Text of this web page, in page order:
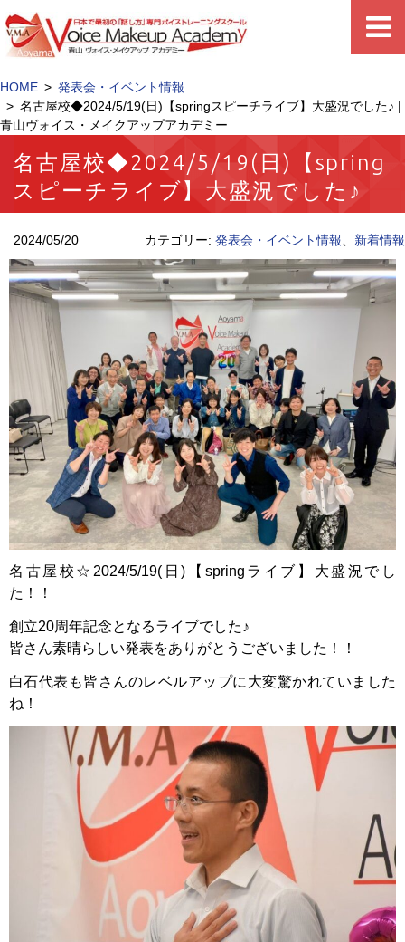
HOME
発表会・イベント情報
名古屋校◆2024/5/19(日)【springスピーチライブ】大盛況でした♪ |
青山ヴォイス・メイクアップアカデミー
名古屋校◆2024/5/19(日)【spring
スピーチライブ】大盛況でした♪
2024/05/20 カテゴリー: 発表会・イベント情報 新着情報
名古屋校☆2024/5/19(日)【springライブ】大盛況でし
た！！
創立20周年記念となるライブでした♪
皆さん素晴らしい発表をありがとうございました！！
白石代表も皆さんのレベルアップに大変驚かれていました
ね！